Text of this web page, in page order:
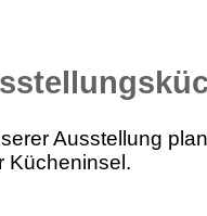
Ausstellung
Kücheninsel.